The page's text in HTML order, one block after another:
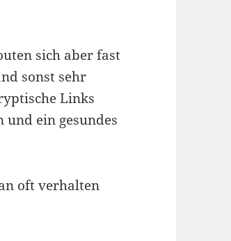
sich aber fast
sonst sehr
Links
und ein gesundes
oft verhalten